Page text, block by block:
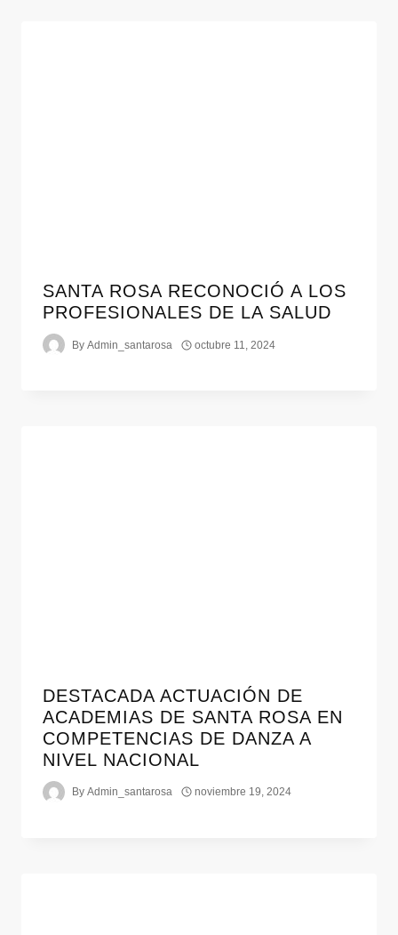
SANTA ROSA RECONOCIÓ A LOS
PROFESIONALES DE LA SALUD
By Admin_santarosa octubre 11, 2024
DESTACADA ACTUACIÓN DE
ACADEMIAS DE SANTA ROSA EN
COMPETENCIAS DE DANZA A
NIVEL NACIONAL
By Admin_santarosa noviembre 19, 2024